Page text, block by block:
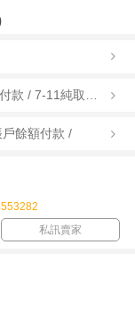
餘額付款 /
私訊賣家